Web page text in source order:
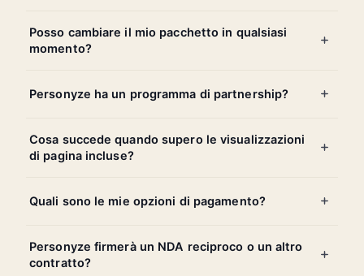
Posso cambiare il mio pacchetto in qualsiasi
momento?
Personyze ha un programma di partnership?
Cosa succede quando supero le visualizzazioni
di pagina incluse?
Quali sono le mie opzioni di pagamento?
Personyze firmerà un NDA reciproco o un altro
contratto?